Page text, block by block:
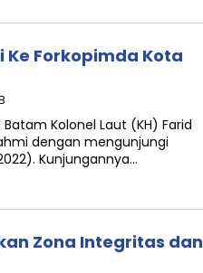
Forkopimda Kota
Batam Kolonel Laut (KH) Farid
dengan mengunjungi
Kunjungannya…
Zona Integritas dan